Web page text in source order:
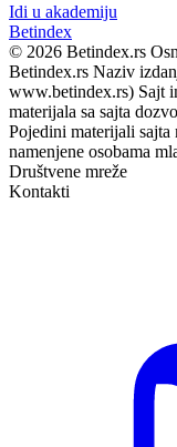
Idi u akademiju
Betindex
© 2026 Betindex.rs
Betindex.rs Naziv
www.betindex.rs) Sajt
materijala sa sajta
Pojedini materijali
namenjene osobama
Društvene mreže
Kontakti